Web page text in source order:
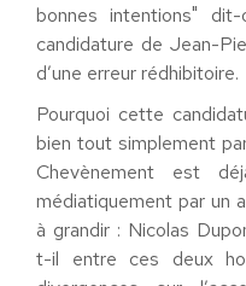
bonnes intentions"
candidature de Jean-
d’une erreur rédhibitoire.
Pourquoi cette
bien tout simplement
Chevènement est
médiatiquement par un
à grandir : Nicolas
t-il entre ces deux